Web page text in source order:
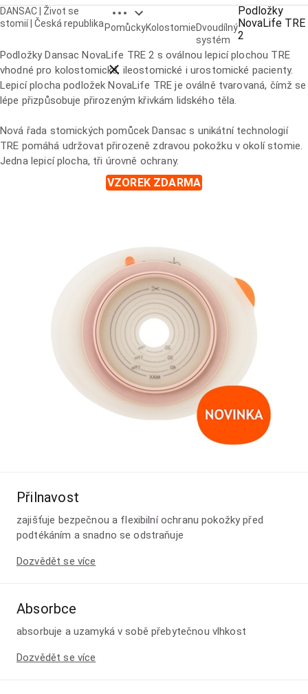
DANSAC | Život se
stomií | Česká republika
Open breadcrumbs
Close breadcrumbs
PomůckyKolostomieDvoudílný
systém
Podložky
NovaLife TRE
2
Podložky NovaLife TRE 2
Podložky Dansac NovaLife TRE 2 s oválnou lepicí plochou TRE
vhodné pro kolostomické, ileostomické i urostomické pacienty.
Lepicí plocha podložek NovaLife TRE je oválně tvarovaná, čímž se
lépe přizpůsobuje přirozeným křivkám lidského těla.
Nová řada stomických pomůcek Dansac s unikátní technologií
TRE pomáhá udržovat přirozeně zdravou pokožku v okolí stomie.
Jedna lepicí plocha, tři úrovně ochrany.
VZOREK ZDARMA
Přilnavost
zajišťuje bezpečnou a flexibilní ochranu pokožky před
podtékáním a snadno se odstraňuje
Dozvědět se více
Absorbce
absorbuje a uzamyká v sobě přebytečnou vlhkost
Dozvědět se více